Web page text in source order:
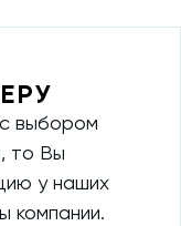
выбором
то Вы
у наших
компании.